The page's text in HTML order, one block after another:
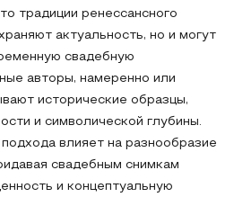
традиции ренессансного
актуальность, но и могут
свадебную
авторы, намеренно или
исторические образцы,
и символической глубины.
влияет на разнообразие
свадебным снимкам
и концептуальную